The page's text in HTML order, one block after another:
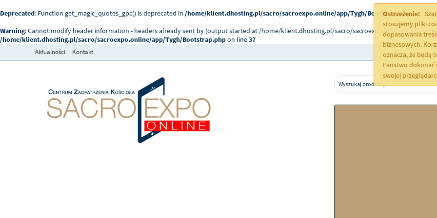
Deprecated: Function get_magic_quotes_gpc() is deprecated in /home/klient.dhosting.pl/sacro/sacroexpo.online/app/Tygh/Bootstrap.phpon line
Warning: Cannot modify header information - headers already sent by (output started at /home/klient.dhosting.pl/sacro/sacroexpo.online/app/Tygh/
/home/klient.dhosting.pl/sacro/sacroexpo.online/app/Tygh/Bootstrap.phpon line37
Ostrzeżenie:
stosujemy pliki
dopasowania
biznesowych.
oznacza, że będą
Państwo dokonać
swojej
Aktualności Kontakt